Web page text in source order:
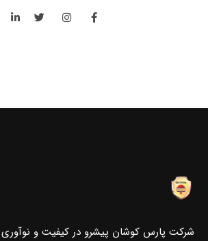
شرکت پارس کوشان پیشرو در کیفیت و نوآوری